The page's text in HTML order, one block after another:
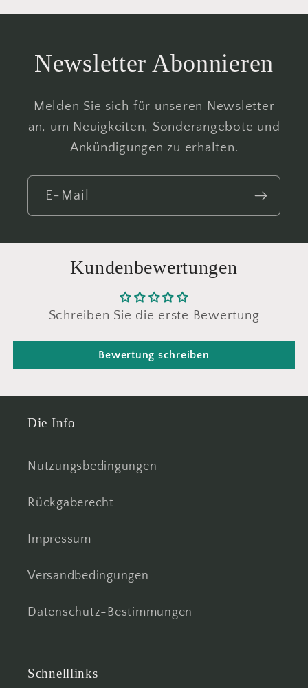
Newsletter Abonnieren
Melden Sie sich für unseren Newsletter
an, um Neuigkeiten, Sonderangebote und
Ankündigungen zu erhalten.
E-Mail
Kundenbewertungen
Schreiben Sie die erste Bewertung
Bewertung schreiben
Die Info
Nutzungsbedingungen
Rückgaberecht
Impressum
Versandbedingungen
Datenschutz-Bestimmungen
Schnelllinks